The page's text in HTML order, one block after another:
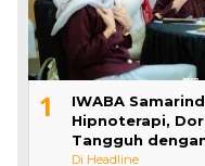
1
IWABA
Hipnoterapi,
Tangguh
Di Headline